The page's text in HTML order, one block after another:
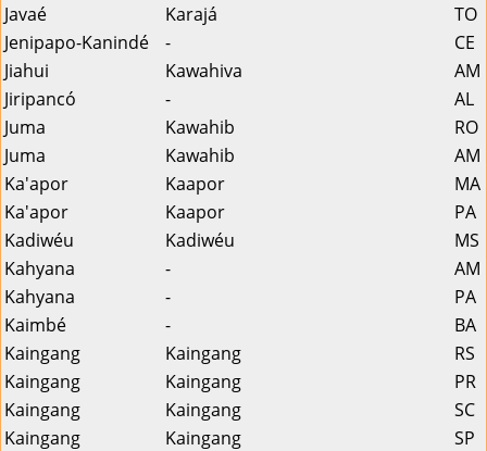
Javaé
Karajá
TO
Jenipapo-Kanindé
-
CE
Jiahui
Kawahiva
AM
Jiripancó
-
AL
Juma
Kawahib
RO
Juma
Kawahib
AM
Ka'apor
Kaapor
MA
Ka'apor
Kaapor
PA
Kadiwéu
Kadiwéu
MS
Kahyana
-
AM
Kahyana
-
PA
Kaimbé
-
BA
Kaingang
Kaingang
RS
Kaingang
Kaingang
PR
Kaingang
Kaingang
SC
Kaingang
Kaingang
SP